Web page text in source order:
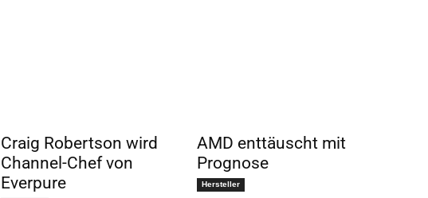
Craig Robertson wird
Channel-Chef von
Everpure
AMD enttäuscht mit
Prognose
Hersteller